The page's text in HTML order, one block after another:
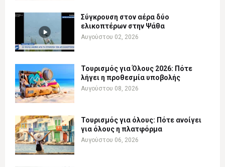
Σύγκρουση στον αέρα δύο
ελικοπτέρων στην Ψάθα
Αυγούστου 02, 2026
Τουρισμός για Όλους 2026: Πότε
λήγει η προθεσμία υποβολής
Αυγούστου 08, 2026
Τουρισμός για όλους: Πότε ανοίγει
για όλους η πλατφόρμα
Αυγούστου 06, 2026